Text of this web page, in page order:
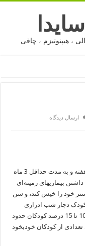
، هیپنوتیزم ، چاقی
ارسال دیدگاه
در صورتی که کودکی بطور مکرر حداقل 2 بار در هفته و به مدت حداقل 3 ماه
داشتن بیماریهای زمینه‌ای
خود را خیس کند، و سن
کودک دچار شب ادراری
مورد بررسی قرار داد. بطور کلی شب ادراری در 10 تا 15 درصد کودکان حدود
از کودکان خودبخود